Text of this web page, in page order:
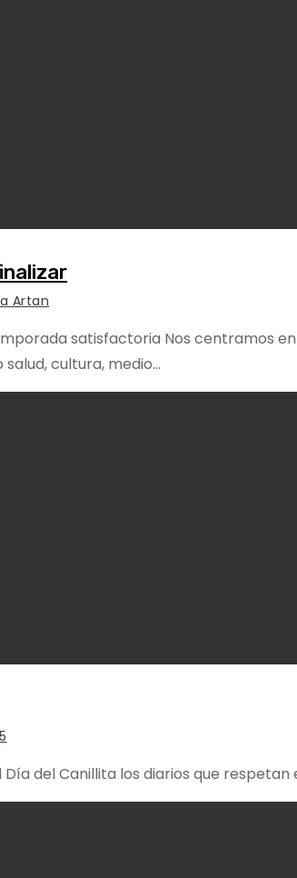
Artan
satisfactoria Nos centramos
cultura, medio…
del Canillita los diarios que